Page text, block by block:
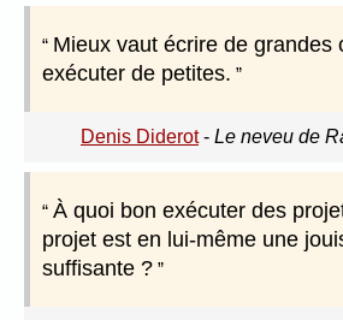
Mieux vaut écrire de grandes
exécuter de petites.
Denis Diderot- Le neveu de
À quoi bon exécuter des
projet est en lui-même une
suffisante ?